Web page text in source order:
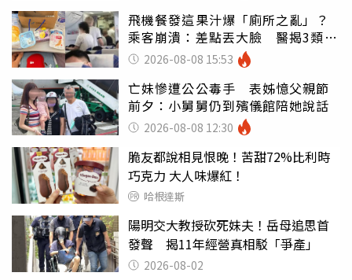
飛機餐發這果汁爆「廁所之亂」？
乘客崩潰：差點丟大臉 醫揭3類人
別亂喝
2026-08-08 15:53
亡妹慘遭公公毒手 表姊憶父親節
前夕：小舅舅仍到殯儀館陪她說話
2026-08-08 12:30
脆友都說相見恨晚！苦甜72%比利時
巧克力 大人味爆紅！
哈根達斯
陽明交大教授砍死妹夫！岳母追思首
發聲 揭11年經營真相駁「爭產」
2026-08-02